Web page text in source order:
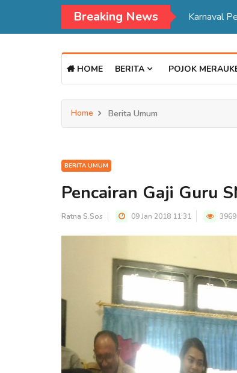
Breaking News
HOME BERITA POJOK
Home Berita Umum
BERITA UMUM
Pencairan Gaji Guru
Ratna S.Sos 09 Jan 2018 11:31 3969